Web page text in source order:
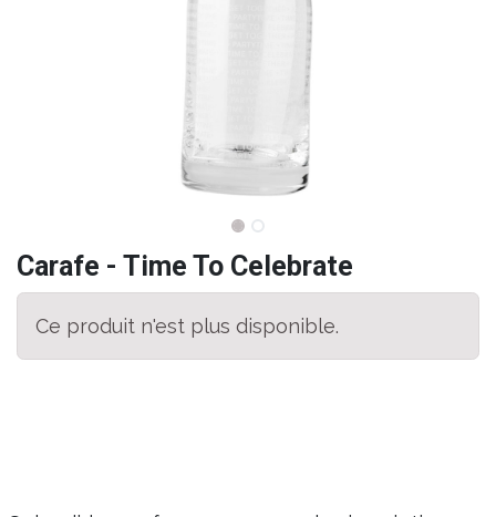
Carafe - Time To Celebrate
Ce produit n'est plus disponible.